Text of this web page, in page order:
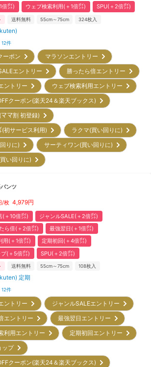
倍㌽)
ウェブ検索利用(＋1倍㌽) SPU(＋2倍㌽)
送料無料 55cm～75cm 324枚入
12件
ーポン
マラソンエントリー
エントリー
勝ったら倍エントリー
ントリー
ウェブ検索利用エントリー
クーポン(楽天24＆楽天ブックス)
ママ割 初登録)
(初サービス利用)
ラクマ(買い回りに)
回りに)
サーティワン(買い回りに)
買い回りに)
ンツ
/枚 4,979円
(＋10倍㌽)
ジャンルSALE(＋2倍㌽)
ら倍(＋2倍㌽)
最強翌日(＋1倍㌽)
用(＋1倍㌽)
定期初回(＋4倍㌽)
(＋5倍㌽)
SPU(＋2倍㌽)
送料無料 55cm～75cm 108枚入
定期
12件
ントリー
ジャンルSALEエントリー
エントリー
最強翌日エントリー
利用エントリー
定期初回エントリー
ップ
クーポン(楽天24＆楽天ブックス)